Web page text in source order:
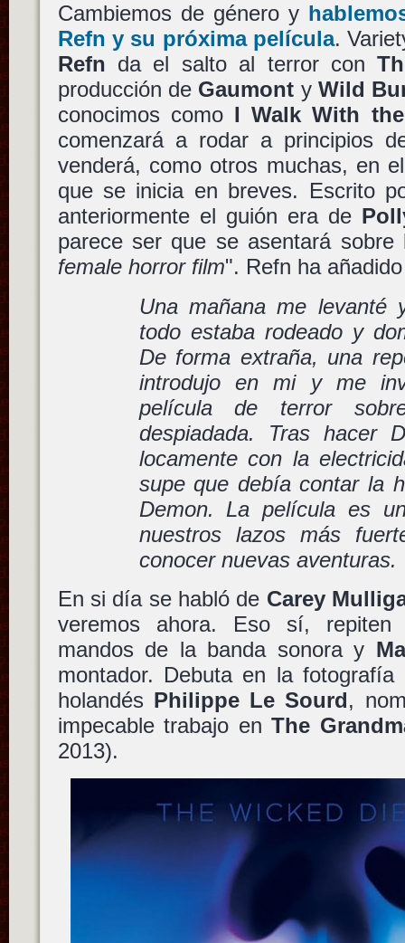
Cambiemos de género y
Refn y su próxima película.
Refn da el salto al terror con
producción de Gaumont y Wild
conocimos como I Walk With
comenzará a rodar a principios
venderá, como otros muchas, en
que se inicia en breves. Escrito
anteriormente el guión era de
parece ser que se asentará
female horror film". Refn ha
Una mañana me levanté
todo estaba rodeado y
De forma extraña, una
introdujo en mi y me
película de terror
despiadada. Tras hacer
locamente con la
supe que debía contar la
Demon. La película es
nuestros lazos más
conocer nuevas aventuras.
En si día se habló de Carey
veremos ahora. Eso sí,
mandos de la banda sonora y
montador. Debuta en la
holandés Philippe Le Sourd,
impecable trabajo enThe
2013).